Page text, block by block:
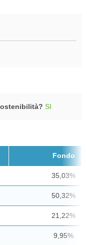
SI
Fondo
35,03%
50,32%
21,22%
9,95%